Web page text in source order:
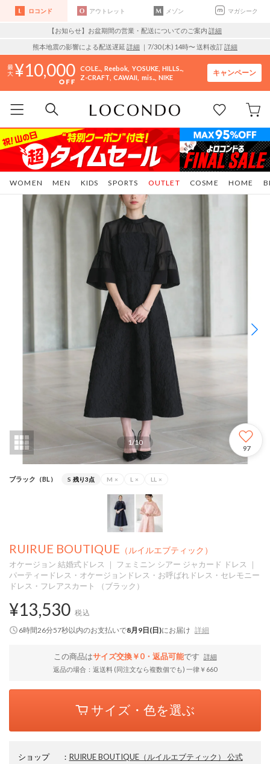
ロコンド アウトレット メゾン マガシーク
【お知らせ】お盆期間の営業・配送についてのご案内 詳細
熊本地震の影響による配送遅延 詳細 ｜7/30 (木) 14時〜 送料改訂詳細
10,000 COLE.. Reebok YOSUKE HILLS..
Z-CRAFT CAWAII mis.. NIKE
キャンペーン
WOMEN MEN KIDS SPORTS COSME HOME
OUTLET
1/10
97
ブラック（BL） S 残り3点 M × L × LL ×
RUIRUE BOUTIQUE （ルイルエブティック）
オケージョン 結婚式ドレス ｜ フェミニン シアー ジャカード ドレス ｜
パーティードレス・オケージョンドレス・お呼ばれドレス・セレモニー
ドレス・フレアスカート （ブラック）
¥13,530 税込
6時間26分56秒以内のお支払いで8月9日(日)にお届け 詳細
この商品はサイズ交換￥0・返品可能です
詳細
返品の場合：返送料 (同注文なら複数個でも) 一律￥660
サイズ・色を選ぶ
ショップ ： RUIRUE BOUTIQUE（ルイルエブティック） 公式